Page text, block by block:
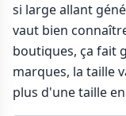
si large allant
vaut bien
boutiques, ça fait
marques, la taille
plus d'une taille